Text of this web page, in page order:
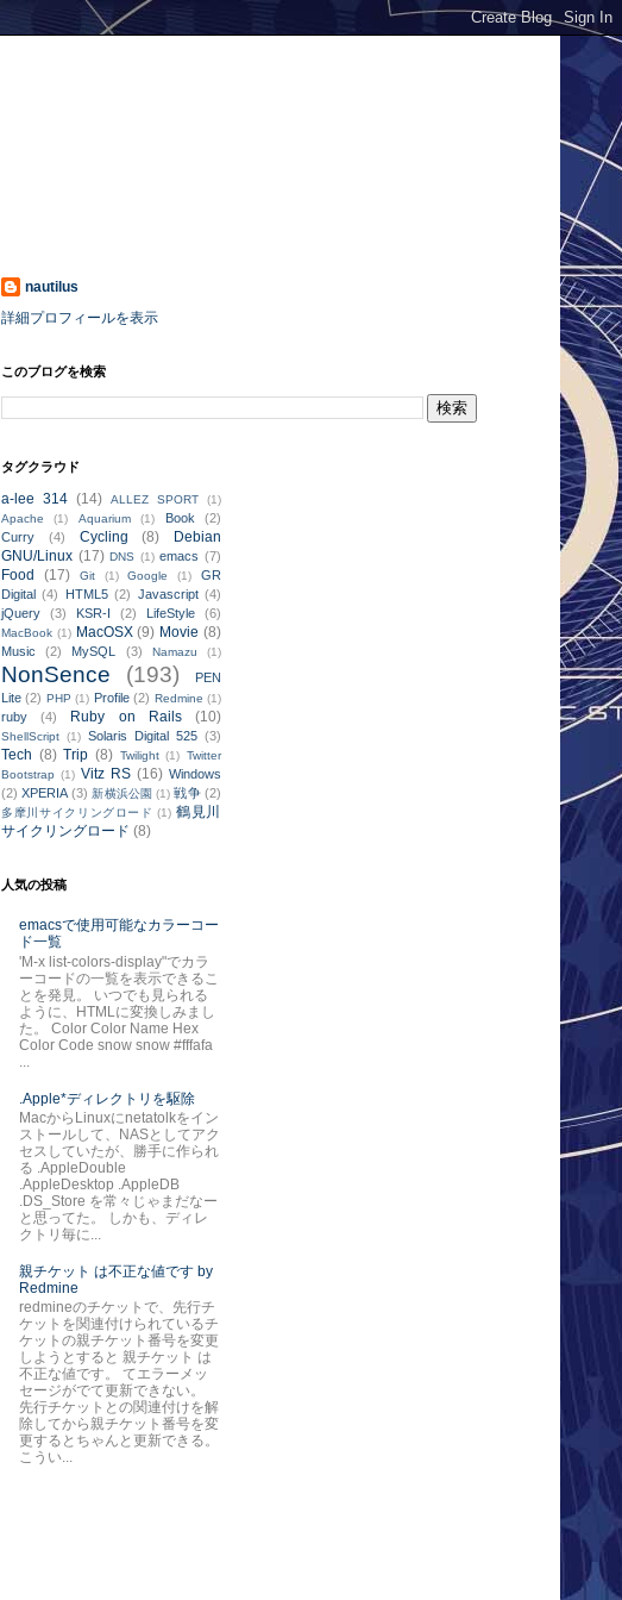
nautilus
詳細プロフィールを表示
このブログを検索
タグクラウド
a-lee 314 (14) ALLEZ SPORT
(1)
Apache
(1) Aquarium (1) Book
(2)
Curry
(4) Cycling (8)
Debian
GNU/Linux (17) DNS (1) emacs (7)
Food (17) Git (1) Google (1)
GR
Digital (4) HTML5 (2) Javascript (4)
jQuery
(3) KSR-I (2) LifeStyle (6)
MacBook (1) MacOSX (9) Movie (8)
Music (2) MySQL (3) Namazu (1)
NonSence (193)
PEN
Lite (2) PHP (1) Profile (2) Redmine (1)
ruby (4) Ruby on Rails (10)
ShellScript (1) Solaris Digital 525 (3)
Tech (8) Trip (8) Twilight (1) Twitter
Bootstrap (1) Vitz RS (16) Windows
(2) XPERIA (3) 新横浜公園 (1) 戦争 (2)
多摩川サイクリングロード (1) 鶴見川
サイクリングロード (8)
人気の投稿
emacsで使用可能なカラーコー
ド一覧
'M-x list-colors-display"でカラ
ーコードの一覧を表示できるこ
とを発見。 いつでも見られる
ように、HTMLに変換しみまし
た。 Color Color Name Hex
Color Code snow snow #fffafa
.Apple*ディレクトリを駆除
MacからLinuxにnetatolkをイン
ストールして、NASとしてアク
セスしていたが、勝手に作られ
る .AppleDouble
.AppleDesktop .AppleDB
.DS_Store を常々じゃまだなー
と思ってた。 しかも、ディレ
クトリ毎に...
親チケット は不正な値です by
Redmine
redmineのチケットで、先行チ
ケットを関連付けられているチ
ケットの親チケット番号を変更
しようとすると 親チケット は
不正な値です。 てエラーメッ
セージがでて更新できない。
先行チケットとの関連付けを解
除してから親チケット番号を変
更するとちゃんと更新できる。
こうい...